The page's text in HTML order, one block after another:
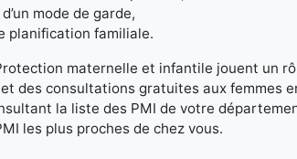
mode de garde,
planification familiale.
maternelle et infantile jouent un
des consultations gratuites aux femmes
la liste des PMI de votre
les plus proches de chez vous.